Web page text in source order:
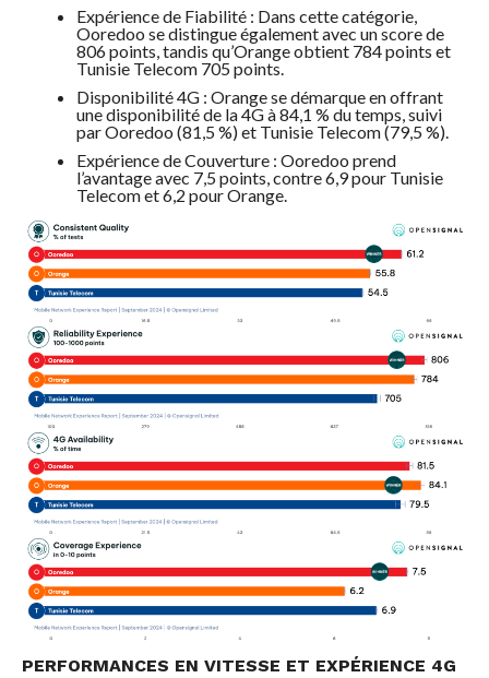
Expérience de Fiabilité : Dans cette catégorie,
Ooredoo se distingue également avec un score de
806 points, tandis qu’Orange obtient 784 points et
Tunisie Telecom 705 points.
Disponibilité 4G : Orange se démarque en offrant
une disponibilité de la 4G à 84,1 % du temps, suivi
par Ooredoo (81,5 %) et Tunisie Telecom (79,5 %).
Expérience de Couverture : Ooredoo prend
l’avantage avec 7,5 points, contre 6,9 pour Tunisie
Telecom et 6,2 pour Orange.
PERFORMANCES EN VITESSE ET EXPÉRIENCE 4G